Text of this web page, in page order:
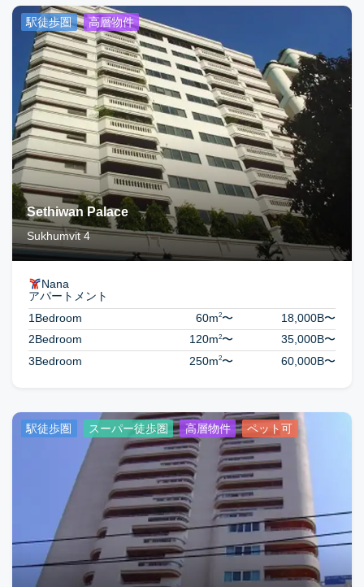
駅徒歩圏 高層物件
Sethiwan Palace
Sukhumvit 4
Nana
アパートメント
1Bedroom
60m2〜 18,000B〜
2Bedroom
120m2〜 35,000B〜
3Bedroom
250m2〜 60,000B〜
駅徒歩圏 スーパー徒歩圏 高層物件 ペット可